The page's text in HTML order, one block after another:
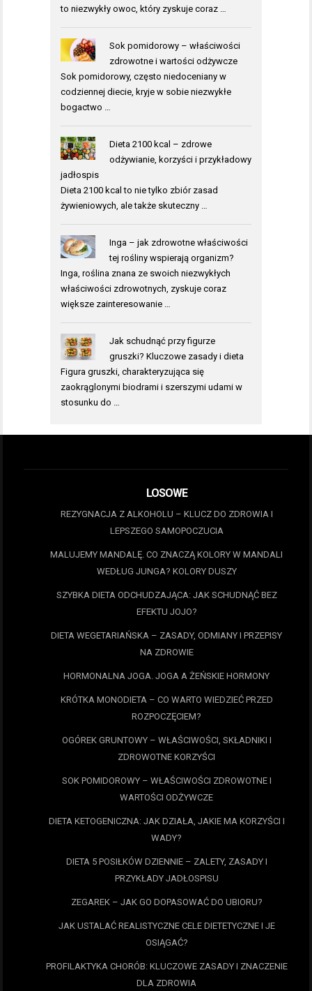
to niezwykły owoc, który zyskuje coraz …
Sok pomidorowy – właściwości
zdrowotne i wartości odżywcze
Sok pomidorowy, często niedoceniany w
codziennej diecie, kryje w sobie niezwykłe
bogactwo …
Dieta 2100 kcal – zdrowe
odżywianie, korzyści i przykładowy
jadłospis
Dieta 2100 kcal to nie tylko zbiór zasad
żywieniowych, ale także skuteczny …
Inga – jak zdrowotne właściwości
tej rośliny wspierają organizm?
Inga, roślina znana ze swoich niezwykłych
właściwości zdrowotnych, zyskuje coraz
większe zainteresowanie …
Jak schudnąć przy figurze
gruszki? Kluczowe zasady i dieta
Figura gruszki, charakteryzująca się
zaokrąglonymi biodrami i szerszymi udami w
stosunku do …
LOSOWE
REZYGNACJA Z ALKOHOLU – KLUCZ DO ZDROWIA I
LEPSZEGO SAMOPOCZUCIA
MALUJEMY MANDALĘ. CO ZNACZĄ KOLORY W MANDALI
WEDŁUG JUNGA? KOLORY DUSZY
SZYBKA DIETA ODCHUDZAJĄCA: JAK SCHUDNĄĆ BEZ
EFEKTU JOJO?
DIETA WEGETARIAŃSKA – ZASADY, ODMIANY I PRZEPISY
NA ZDROWIE
HORMONALNA JOGA. JOGA A ŻEŃSKIE HORMONY
KRÓTKA MONODIETA – CO WARTO WIEDZIEĆ PRZED
ROZPOCZĘCIEM?
OGÓREK GRUNTOWY – WŁAŚCIWOŚCI, SKŁADNIKI I
ZDROWOTNE KORZYŚCI
SOK POMIDOROWY – WŁAŚCIWOŚCI ZDROWOTNE I
WARTOŚCI ODŻYWCZE
DIETA KETOGENICZNA: JAK DZIAŁA, JAKIE MA KORZYŚCI I
WADY?
DIETA 5 POSIŁKÓW DZIENNIE – ZALETY, ZASADY I
PRZYKŁADY JADŁOSPISU
ZEGAREK – JAK GO DOPASOWAĆ DO UBIORU?
JAK USTALAĆ REALISTYCZNE CELE DIETETYCZNE I JE
OSIĄGAĆ?
PROFILAKTYKA CHORÓB: KLUCZOWE ZASADY I ZNACZENIE
DLA ZDROWIA